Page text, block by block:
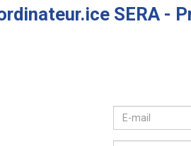
SERA -